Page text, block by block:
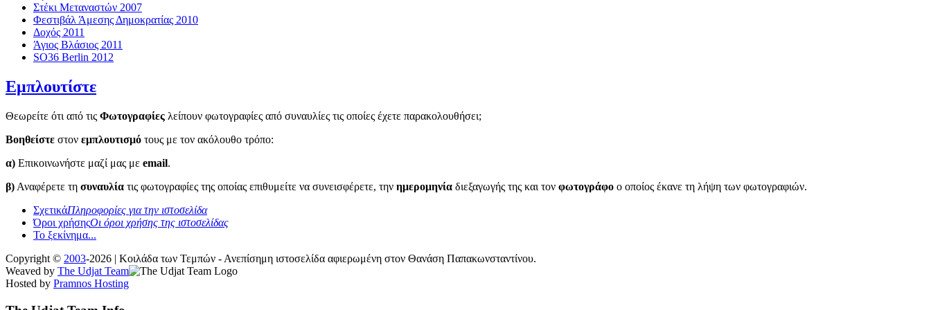
Στέκι Μεταναστών 2007
Φεστιβάλ Άμεσης Δημοκρατίας 2010
Δοχός 2011
Άγιος Βλάσιος 2011
SO36 Berlin 2012
Εμπλουτίστε
Θεωρείτε ότι από τις Φωτογραφίες λείπουν φωτογραφίες από συναυλίες τις οποίες έχετε παρακολουθήσει;
Βοηθείστε στον εμπλουτισμό τους με τον ακόλουθο τρόπο:
α) Επικοινωνήστε μαζί μας με email.
β) Αναφέρετε τη συναυλία τις φωτογραφίες της οποίας επιθυμείτε να συνεισφέρετε, την ημερομηνία διεξαγωγής της και τον φωτογράφο ο οποίος έκανε τη λήψη των φωτογραφιών.
ΣχετικάΠληροφορίες για την ιστοσελίδα
Όροι χρήσηςΟι όροι χρήσης της ιστοσελίδας
Το ξεκίνημα...
Copyright © 2003-2026 | Κοιλάδα των Τεμπών - Ανεπίσημη ιστοσελίδα αφιερωμένη στον Θανάση Παπακωνσταντίνου.
Weaved by The Udjat Team
Hosted by Pramnos Hosting